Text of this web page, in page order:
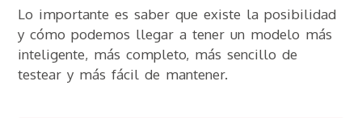
Lo importante es saber que existe la posibilidad
y cómo podemos llegar a tener un modelo más
inteligente, más completo, más sencillo de
testear y más fácil de mantener.